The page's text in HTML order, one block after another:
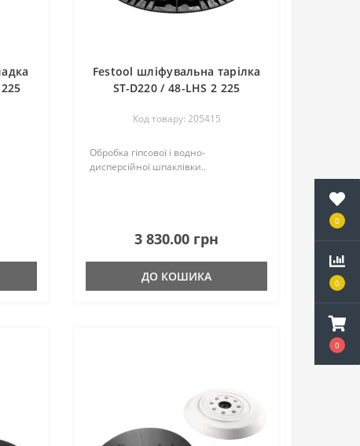
0
0
0
Festool шліфувальна тарілка
ST-D220 / 48-LHS 2 225
Код товару: 205415
Обробка гіпсової і водно-
дисперсійної шпаклівки..
3 830.00 грн
ДО КОШИКА